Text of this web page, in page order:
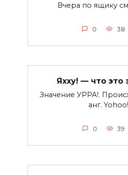
Вчера по ящику
0 38
Яхху! — что это
Значение УРРА!.
анг. Yohoo!
0 39